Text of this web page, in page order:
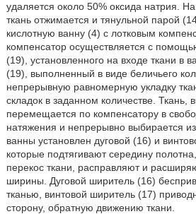
удаляется около 50% оксида натрия.
ткань отжимается и тянульной парой
кислотную ванну (4) с лотковым
компенсатор осуществляется с
(19), установленного на входе ткани в
(19), выполненный в виде беличьего
непрерывную равномерную укладку
складок в заданном количестве. Ткань,
перемещается по компенсатору в
натяжения и непрерывно выбирается
ванны установлен дуговой (16) и
которые подтягивают середину
перекос ткани, расправляют и
ширины. Дуговой ширитель (16)
тканью, винтовой ширитель (17)
сторону, обратную движению ткани.